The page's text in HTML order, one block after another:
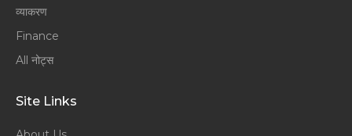
व्याकरण
Finance
All नोट्स
Site Links